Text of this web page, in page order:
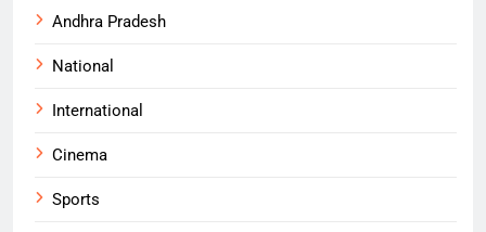
Andhra Pradesh
National
International
Cinema
Sports